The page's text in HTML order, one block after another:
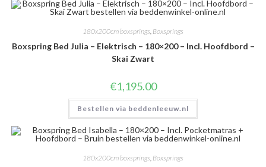
180x200cm boxsprings Boxsprings
Boxspring Bed Julia – Elektrisch – 180×200 – Incl. Hoofdbord –
Skai Zwart
€1,195.00
Bestellen via beddenleeuw.nl
180x200cm boxsprings, Boxsprings